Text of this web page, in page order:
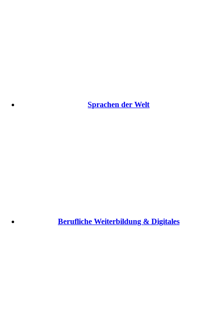
Sprachen der Welt
Berufliche Weiterbildung & Digitales